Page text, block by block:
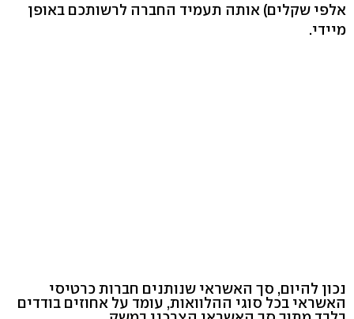
אלפי שקלים) אותה תעמיד החברה לרשותכם באופן
מיידי.
נכון להיום, סך האשראי שנותנים חברות כרטיסי
האשראי בכל סוגי ההלוואות, עומד על אחוזים בודדים